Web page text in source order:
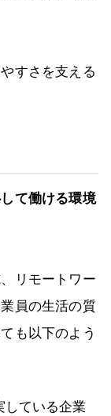
すさを支える
て働ける環境
リモートワー
員の生活の質
も以下のよう
している企業